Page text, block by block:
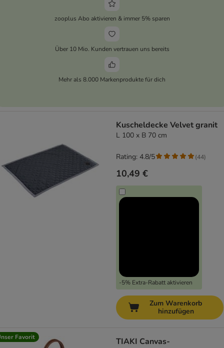
zooplus Abo aktivieren & immer 5% sparen
Über 10 Mio. Kunden vertrauen uns bereits
Mehr als 8.000 Markenprodukte für dich
Kuscheldecke Velvet granit
L 100 x B 70 cm
10,49 €
-5% Extra-Rabatt aktivieren
Rating: 4.8/5 (44)
Zum Warenkorb
hinzufügen
Favorit
TIAKI Canvas-